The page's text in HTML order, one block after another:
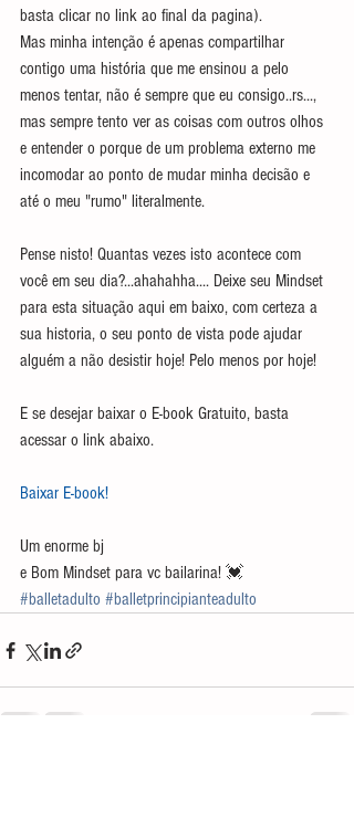
basta clicar no link ao final da pagina).
Mas minha intenção é apenas compartilhar
contigo uma história que me ensinou a pelo
menos tentar, não é sempre que eu consigo..rs...,
mas sempre tento ver as coisas com outros olhos
e entender o porque de um problema externo me
incomodar ao ponto de mudar minha decisão e
até o meu "rumo" literalmente.
Pense nisto! Quantas vezes isto acontece com
você em seu dia?...ahahahha.... Deixe seu Mindset
para esta situação aqui em baixo, com certeza a
sua historia, o seu ponto de vista pode ajudar
alguém a não desistir hoje! Pelo menos por hoje!
E se desejar baixar o E-book Gratuito, basta
acessar o link abaixo.
Baixar E-book!
Um enorme bj
e Bom Mindset para vc bailarina! 💓
#balletadulto #balletprincipianteadulto